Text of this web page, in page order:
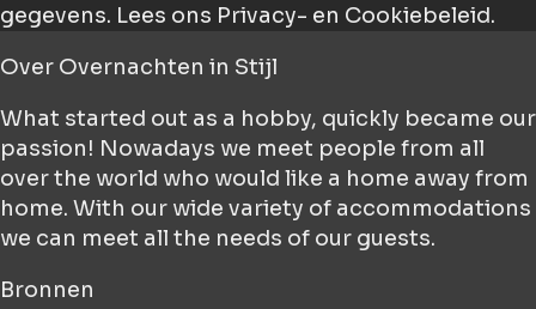
gegevens. Lees ons Privacy- en Cookiebeleid.
Over Overnachten in Stijl
What started out as a hobby, quickly became our
passion! Nowadays we meet people from all
over the world who would like a home away from
home. With our wide variety of accommodations
we can meet all the needs of our guests.
Bronnen